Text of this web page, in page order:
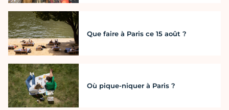
Que faire à Paris ce 15 août ?
Où pique-niquer à Paris ?